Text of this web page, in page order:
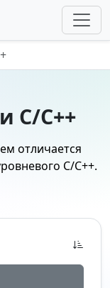
С/C++
отличается
C/C++.